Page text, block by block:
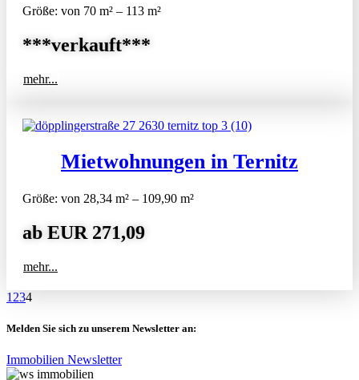
Größe: von 70 m² – 113 m²
***verkauft***
mehr...
Mietwohnungen in Ternitz
Größe: von 28,34 m² – 109,90 m²
ab EUR 271,09
mehr...
1 234
Melden Sie sich zu unserem Newsletter an:
Immobilien Newsletter